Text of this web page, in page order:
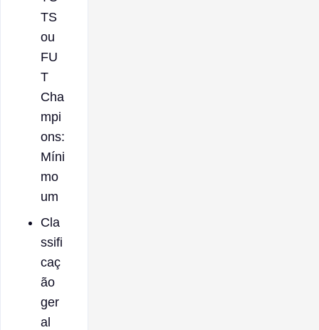
TS
ou
FU
T
Cha
mpi
ons:
Míni
mo
um
Cla
ssifi
caç
ão
ger
al